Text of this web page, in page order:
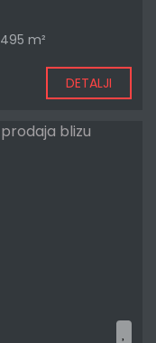
495 m²
DETALJI